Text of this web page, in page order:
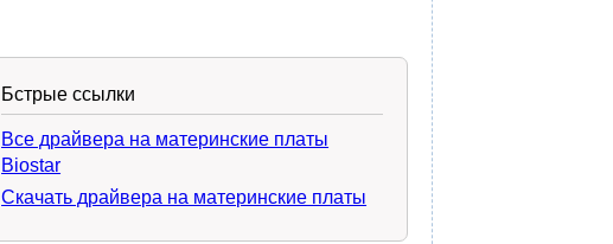
Бстрые ссылки
Все драйвера на материнские платы
Biostar
Скачать драйвера на материнские платы